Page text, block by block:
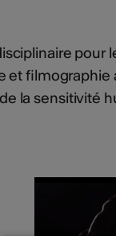
pour
et
la sensitivité